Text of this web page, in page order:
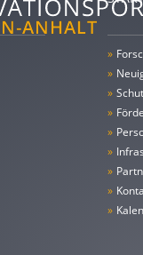
»
»
»
»
»
»
»
»
»